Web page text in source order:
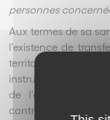
personnes
Aux termes de sa
l’existence de
territoire
instrument
de l’article 44 du
contractuelles